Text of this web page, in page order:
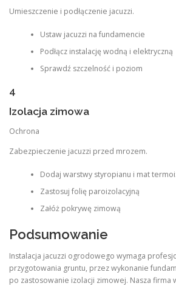
Umieszczenie i podłączenie jacuzzi.
Ustaw jacuzzi na fundamencie
Podłącz instalację wodną i elektryczną
Sprawdź szczelność i poziom
4
Izolacja zimowa
Ochrona
Zabezpieczenie jacuzzi przed mrozem.
Dodaj warstwy styropianu i mat
Zastosuj folię paroizolacyjną
Załóż pokrywę zimową
Podsumowanie
Instalacja jacuzzi ogrodowego wymaga
przygotowania gruntu, przez wykonanie
po zastosowanie izolacji zimowej. Nasza firma